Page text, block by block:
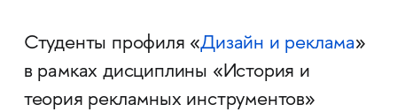
Студенты профиля «Дизайн и реклама»
в рамках дисциплины «История и
теория рекламных инструментов»